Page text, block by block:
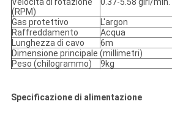
Velocità di rotazione
(RPM)
0.37-5.58 giri/min.
Gas protettivo
L'argon
Raffreddamento
Acqua
Lunghezza di cavo
6m
Dimensione principale (millimetri)
Peso (chilogrammo)
9kg
Specificazione di alimentazione